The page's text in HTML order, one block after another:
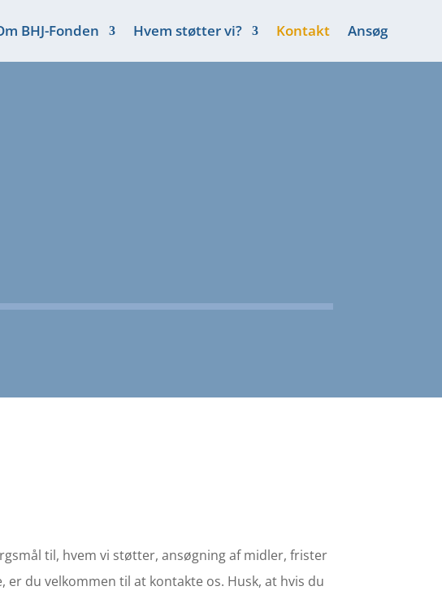
BHJ-Fonden Hvem støtter vi? Kontakt Ansøg
til, hvem vi støtter, ansøgning af midler, frister
er du velkommen til at kontakte os. Husk, at hvis du